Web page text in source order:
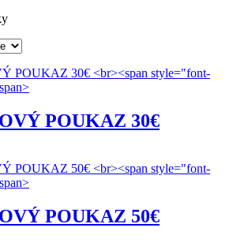
POUKAZ 30€
POUKAZ 50€